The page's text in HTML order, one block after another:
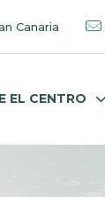
Canaria
EL CENTRO